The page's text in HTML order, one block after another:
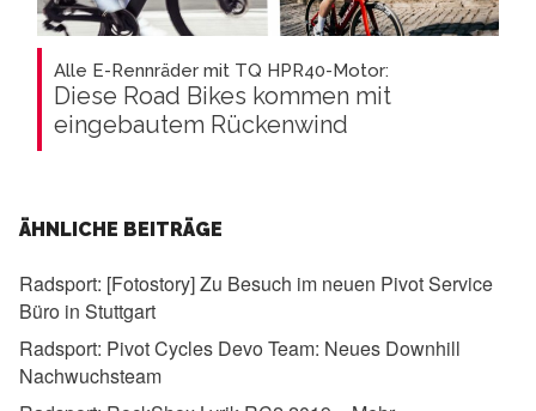
Alle E-Rennräder mit TQ HPR40-Motor:
Diese Road Bikes kommen mit
eingebautem Rückenwind
ÄHNLICHE BEITRÄGE
Radsport: [Fotostory] Zu Besuch im neuen Pivot Service
Büro in Stuttgart
Radsport: Pivot Cycles Devo Team: Neues Downhill
Nachwuchsteam